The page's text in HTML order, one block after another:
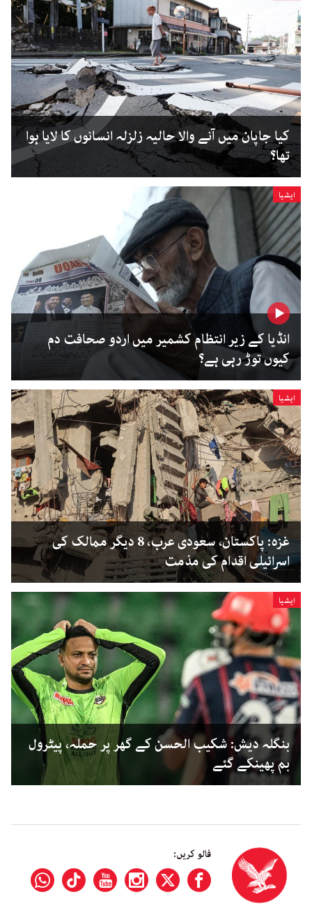
کیا جاپان میں آنے والا حالیہ زلزلہ انسانوں کا لایا ہوا
تھا؟
ایشیا
انڈیا کے زیر انتظام کشمیر میں اردو صحافت دم
کیوں توڑ رہی ہے؟
ایشیا
غزہ: پاکستان، سعودی عرب، 8 دیگر ممالک کی
اسرائیلی اقدام کی مذمت
ایشیا
بنگلہ دیش: شکیب الحسن کے گھر پر حملہ، پیٹرول
بم پھینکے گئے
فالو کریں: